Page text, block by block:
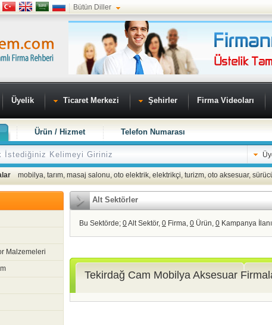
Bütün Diller
Üyelik Ticaret Merkezi Şehirler Firma Videoları
Ürün / Hizmet Telefon Numarası
mobilya, tarım, masaj salonu, oto elektrik, elektrikçi, turizm, oto aksesuar,
Malzemeleri
Alt Sektörler
Bu Sektörde; 0Alt Sektör, 0 Firma, 0 Ürün, 0 Kampanya
Tekirdağ Cam Mobilya Aksesuar